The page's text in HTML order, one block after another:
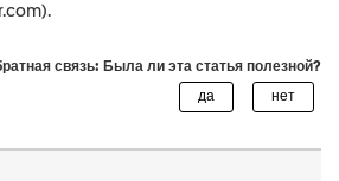
связь: Была ли эта статья полезной?